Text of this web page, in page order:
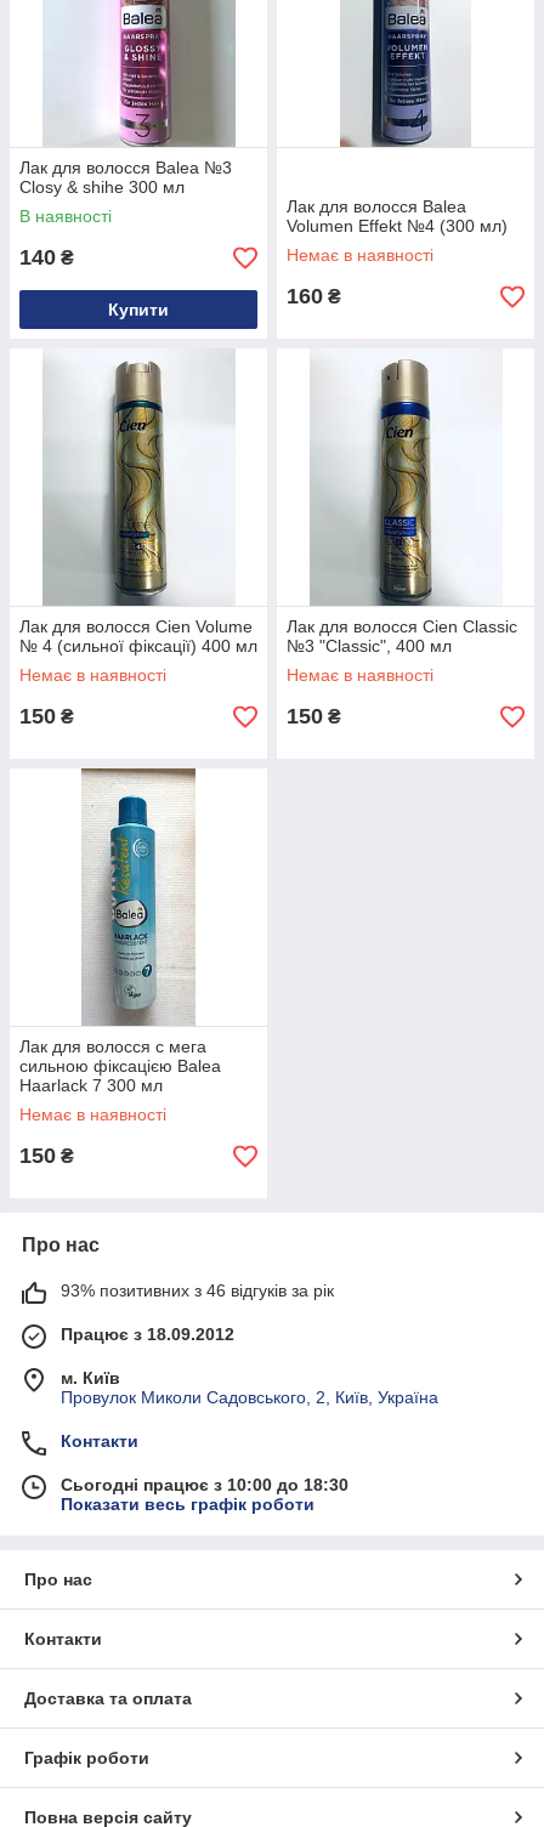
Лак для волосся Balea №3
Closy & shihe 300 мл
В наявності
140 ₴
Купити
Лак для волосся Balea
Volumen Effekt №4 (300 мл)
Немає в наявності
160 ₴
Лак для волосся Cien Volume
№ 4 (сильної фіксації) 400 мл
Немає в наявності
150 ₴
Лак для волосся Cien Classic
№3 "Classic", 400 мл
Немає в наявності
150 ₴
Лак для волосся c мега
сильною фіксацією Balea
Haarlack 7 300 мл
Немає в наявності
150 ₴
Про нас
93% позитивних з 46 відгуків за рік
Працює з 18.09.2012
м. Київ
Провулок Миколи Садовського, 2, Київ, Україна
Контакти
Сьогодні працює з 10:00 до 18:30
Показати весь графік роботи
Про нас
Контакти
Доставка та оплата
Графік роботи
Повна версія сайту